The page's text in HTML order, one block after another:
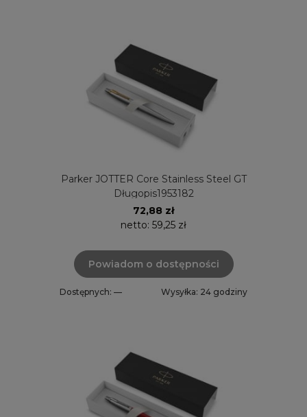
Parker JOTTER Core Stainless Steel GT
Długopis1953182
72,88 zł
netto: 59,25 zł
Powiadom o dostępności
Dostępnych: — Wysyłka: 24 godziny